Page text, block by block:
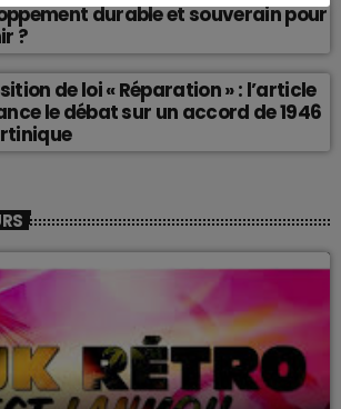
durable et souverain pour
?
de loi « Réparation » : l’article
le débat sur un accord de 1946